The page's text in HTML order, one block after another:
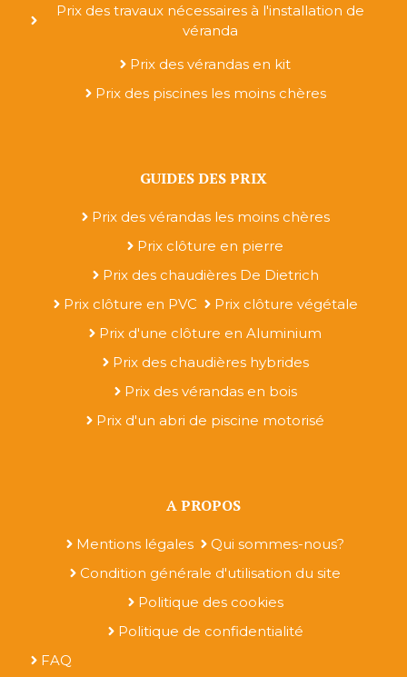
Prix des travaux nécessaires à l'installation de
véranda
Prix des vérandas en kit
Prix des piscines les moins chères
GUIDES DES PRIX
Prix des vérandas les moins chères
Prix clôture en pierre
Prix des chaudières De Dietrich
Prix clôture en PVC
Prix clôture végétale
Prix d'une clôture en Aluminium
Prix des chaudières hybrides
Prix des vérandas en bois
Prix d'un abri de piscine motorisé
A PROPOS
Mentions légales
Qui sommes-nous?
Condition générale d'utilisation du site
Politique des cookies
Politique de confidentialité
FAQ